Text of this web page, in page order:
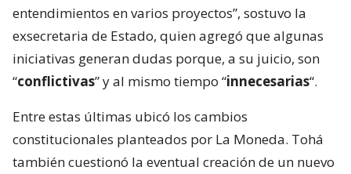
entendimientos en varios proyectos”, sostuvo la
exsecretaria de Estado, quien agregó que algunas
iniciativas generan dudas porque, a su juicio, son
“conflictivas” y al mismo tiempo “innecesarias“.
Entre estas últimas ubicó los cambios
constitucionales planteados por La Moneda. Tohá
también cuestionó la eventual creación de un nuevo